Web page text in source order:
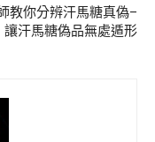
教你分辨汗馬糖真偽–
讓汗馬糖偽品無處遁形